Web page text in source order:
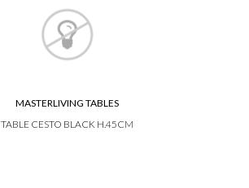
MASTERLIVING TABLES
TABLE CESTO BLACK H.45CM